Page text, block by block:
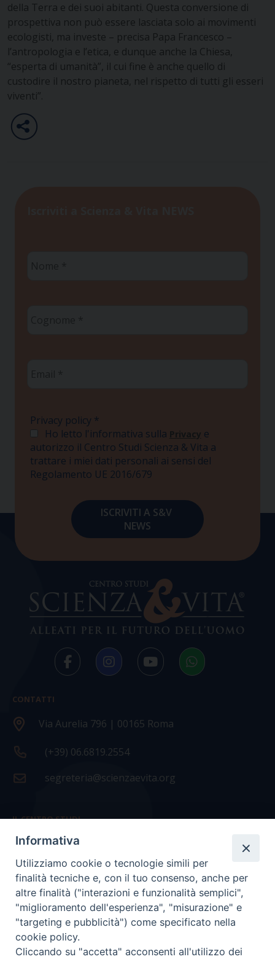
della Terra e dei suoi abitanti. Questa conversione di
prospettiva non può essere lasciata solo ai movimenti
ecologisti, ma investe – precisa Papa Francesco –
l’antropologia e l’etica, e dunque anche la Chiesa,
“esperta di umanità”, il cui fine è anche quello di
custodire il nostro pianeta, nel rispetto di tutti gli esseri
viventi”.
Privacy policy *
Ho letto l'informativa sulla Privacy e
autorizzo il Centro Studi Scienza & Vita a
trattare i miei dati personali ai sensi del
Regolamento UE 2016/679
CONTATTI
Via Aurelia 796 | 00165 Roma
(+39) 06.6819.2554
segreteria@scienzaevita.org
IL CENTRO STUDI
La nostra storia
Statuto
Presidenza e ufficio presidenza
Consiglio scientifico
Coordinamento nazionale
Informativa
Utilizziamo cookie o tecnologie simili per
finalità tecniche e, con il tuo consenso, anche per
altre finalità ("interazioni e funzionalità semplici",
"miglioramento dell'esperienza", "misurazione" e
"targeting e pubblicità") come specificato nella
cookie policy.
Cliccando su "accetta" acconsenti all'utilizzo dei